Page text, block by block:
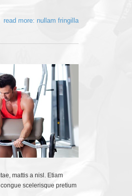
read more: nullam fringilla
mattis a nisl. Etiam
scelerisque pretium